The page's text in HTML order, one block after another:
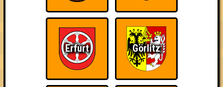
Achtung! Wenn ihr beim Quiz dabei sein wollt, meldet euch über
die folgende Seite an:RESERVIERUNG
Erfurt Görlitz